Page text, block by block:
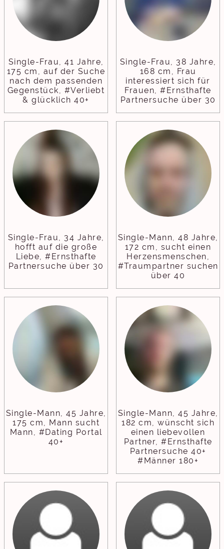
Single-Frau, 41 Jahre,
175 cm, auf der Suche
nach dem passenden
Gegenstück, #Verliebt
& glücklich 40+
Single-Frau, 38 Jahre,
168 cm, Frau
interessiert sich für
Frauen, #Ernsthafte
Partnersuche über 30
Single-Frau, 34 Jahre,
hofft auf die große
Liebe, #Ernsthafte
Partnersuche über 30
Single-Mann, 48 Jahre,
172 cm, sucht einen
Herzensmenschen,
#Traumpartner suchen
über 40
Single-Mann, 45 Jahre,
175 cm, Mann sucht
Mann, #Dating Portal
40+
Single-Mann, 45 Jahre,
182 cm, wünscht sich
einen liebevollen
Partner, #Ernsthafte
Partnersuche 40+
#Männer 180+